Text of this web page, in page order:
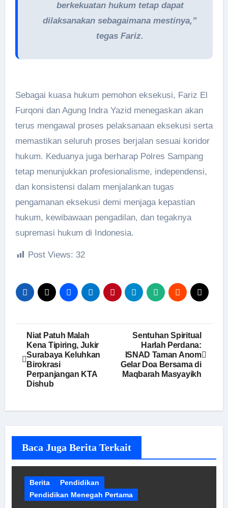
berkekuatan hukum tetap dapat
dilaksanakan sebagaimana mestinya,”
tegas Fariz.
Sebagai kuasa hukum pemohon eksekusi, Fariz El
Furqoni dan Agung Indra Yazid menegaskan akan
terus mengawal proses pelaksanaan eksekusi serta
memastikan seluruh proses berjalan sesuai koridor
hukum. Keduanya juga berharap Polres Sampang
tetap menunjukkan profesionalisme, independensi,
dan konsistensi dalam menjalankan tugas
pengamanan eksekusi demi menjaga kepastian
hukum, kewibawaan pengadilan, dan tegaknya
supremasi hukum di Indonesia.
Post Views: 32
Navigasi
pos
Niat Patuh Malah
Kena Tipiring, Jukir
Surabaya Keluhkan
Birokrasi
Perpanjangan KTA
Dishub
Sentuhan Spiritual
Harlah Perdana:
ISNAD Taman Anom
Gelar Doa Bersama di
Maqbarah Masyayikh
Baca Juga Berita Terkait
Berita
Pendidikan
Pendidikan Menegah Pertama